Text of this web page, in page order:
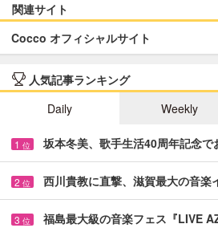
関連サイト
Cocco オフィシャルサイト
人気記事ランキング
Daily
Weekly
1 位 坂本冬美、歌手生活40周年記念
2 位 西川貴教に直撃、滋賀最大の音
3 位 福島最大級の音楽フェス『LIVE